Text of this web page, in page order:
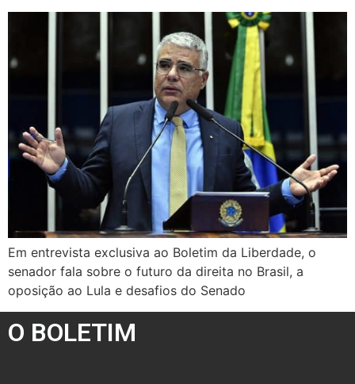
Em entrevista exclusiva ao Boletim da Liberdade, o
senador fala sobre o futuro da direita no Brasil, a
oposição ao Lula e desafios do Senado
O BOLETIM